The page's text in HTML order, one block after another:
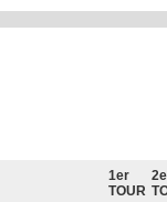
1er
TOUR
2e